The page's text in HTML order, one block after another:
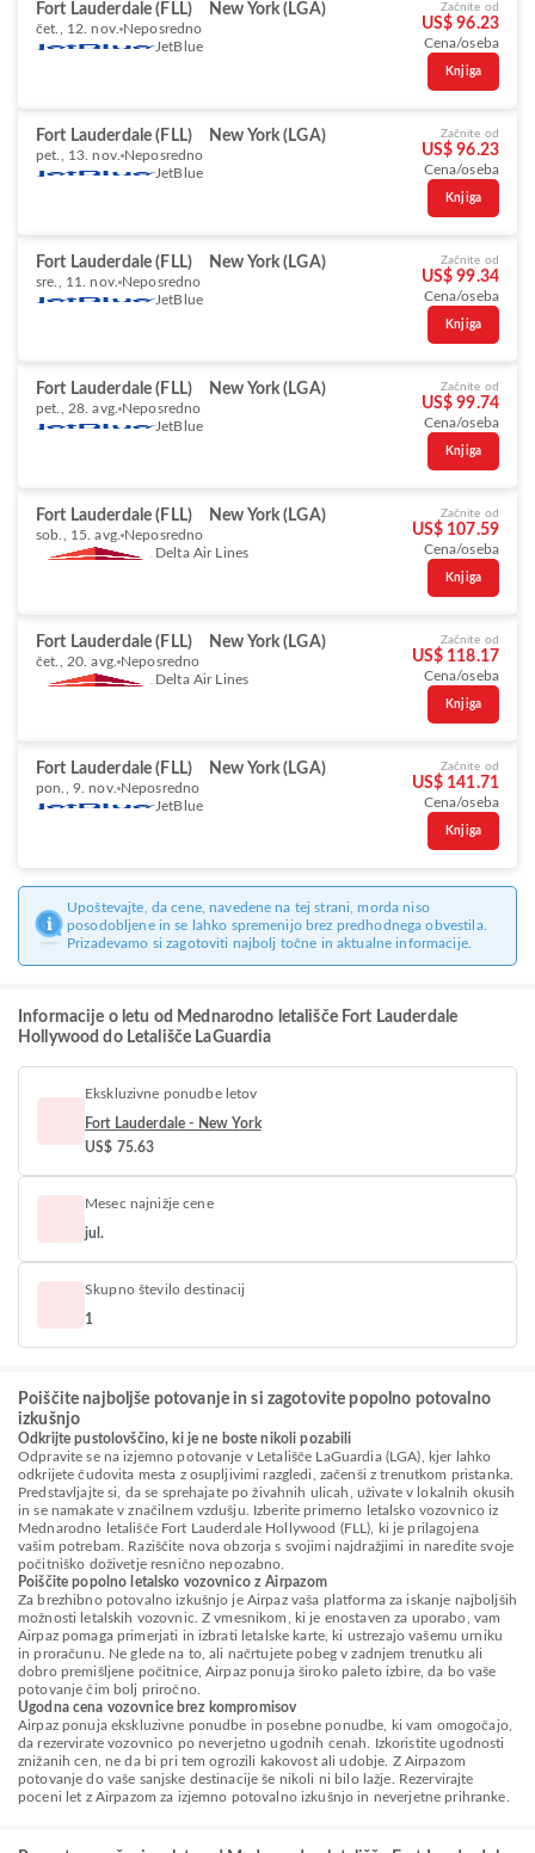
Fort Lauderdale (FLL) New York (LGA)
čet., 12. nov. Neposredno
JetBlue
Začnite od
US$ 96.23
Cena/oseba
Knjiga
Fort Lauderdale (FLL) New York (LGA)
pet., 13. nov. Neposredno
JetBlue
Začnite od
US$ 96.23
Cena/oseba
Knjiga
Fort Lauderdale (FLL) New York (LGA)
sre., 11. nov. Neposredno
JetBlue
Začnite od
US$ 99.34
Cena/oseba
Knjiga
Fort Lauderdale (FLL) New York (LGA)
pet., 28. avg. Neposredno
JetBlue
Začnite od
US$ 99.74
Cena/oseba
Knjiga
Fort Lauderdale (FLL) New York (LGA)
sob., 15. avg. Neposredno
Delta Air Lines
Začnite od
US$ 107.59
Cena/oseba
Knjiga
Fort Lauderdale (FLL) New York (LGA)
čet., 20. avg. Neposredno
Delta Air Lines
Začnite od
US$ 118.17
Cena/oseba
Knjiga
Fort Lauderdale (FLL) New York (LGA)
pon., 9. nov. Neposredno
JetBlue
Začnite od
US$ 141.71
Cena/oseba
Knjiga
Upoštevajte, da cene, navedene na tej strani, morda niso
posodobljene in se lahko spremenijo brez predhodnega obvestila.
Prizadevamo si zagotoviti najbolj točne in aktualne informacije.
Informacije o letu od Mednarodno letališče Fort Lauderdale
Hollywood do Letališče LaGuardia
Ekskluzivne ponudbe letov
Fort Lauderdale - New York
US$ 75.63
Mesec najnižje cene
jul.
Skupno število destinacij
1
Poiščite najboljše potovanje in si zagotovite popolno potovalno
izkušnjo
Odkrijte pustolovščino, ki je ne boste nikoli pozabili
Odpravite se na izjemno potovanje v Letališče LaGuardia (LGA), kjer lahko
odkrijete čudovita mesta z osupljivimi razgledi, začenši z trenutkom pristanka.
Predstavljajte si, da se sprehajate po živahnih ulicah, uživate v lokalnih okusih
in se namakate v značilnem vzdušju. Izberite primerno letalsko vozovnico iz
Mednarodno letališče Fort Lauderdale Hollywood (FLL), ki je prilagojena
vašim potrebam. Raziščite nova obzorja s svojimi najdražjimi in naredite svoje
počitniško doživetje resnično nepozabno.
Poiščite popolno letalsko vozovnico z Airpazom
Za brezhibno potovalno izkušnjo je Airpaz vaša platforma za iskanje najboljših
možnosti letalskih vozovnic. Z vmesnikom, ki je enostaven za uporabo, vam
Airpaz pomaga primerjati in izbrati letalske karte, ki ustrezajo vašemu urniku
in proračunu. Ne glede na to, ali načrtujete pobeg v zadnjem trenutku ali
dobro premišljene počitnice, Airpaz ponuja široko paleto izbire, da bo vaše
potovanje čim bolj priročno.
Ugodna cena vozovnice brez kompromisov
Airpaz ponuja ekskluzivne ponudbe in posebne ponudbe, ki vam omogočajo,
da rezervirate vozovnico po neverjetno ugodnih cenah. Izkoristite ugodnosti
znižanih cen, ne da bi pri tem ogrozili kakovost ali udobje. Z Airpazom
potovanje do vaše sanjske destinacije še nikoli ni bilo lažje. Rezervirajte
poceni let z Airpazom za izjemno potovalno izkušnjo in neverjetne prihranke.